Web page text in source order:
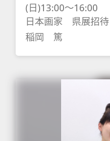
(日)13:00～16:00
日本画家 県展招待
稲岡 篤